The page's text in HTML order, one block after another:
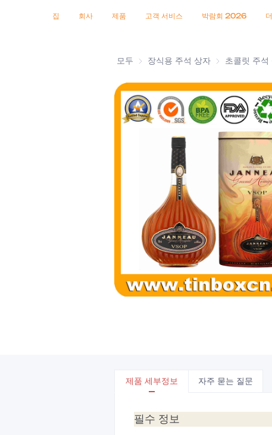
집 회사 제품 고객 서비스 박람회 2026
인증서
소식
제품
모두 장식용 주석 상자 장식용 주석 상
초콜릿 주석
제품 세부정보 자주 묻는 질문
필수 정보